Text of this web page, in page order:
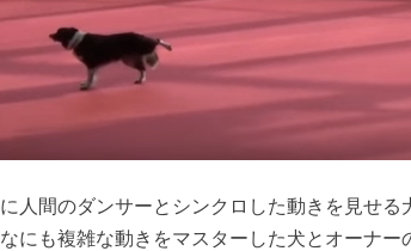
人間のダンサーとシンクロした動きを見せ
にも複雑な動きをマスターした犬とオーナー